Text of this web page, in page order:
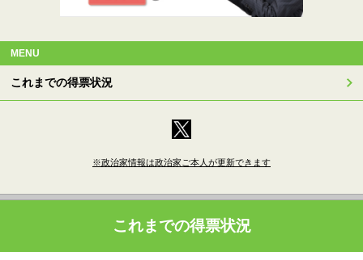
MENU
これまでの得票状況
※政治家情報は政治家ご本人が更新できます
これまでの得票状況